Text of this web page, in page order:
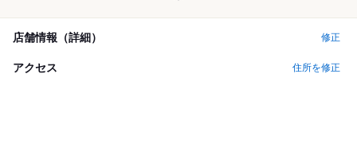
店舗情報（詳細） 修正
アクセス 住所を修正